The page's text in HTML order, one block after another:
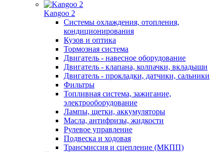
Kangoo 2
Системы охлаждения, отопления,
кондиционирования
Кузов и оптика
Тормозная система
Двигатель - навесное оборудование
Двигатель - клапана, колпачки, вкладыши
Двигатель - прокладки, датчики, сальники
Фильтры
Топливная система, зажигание,
электрооборудование
Лампы, щетки, аккумуляторы
Масла, антифризы, жидкости
Рулевое управление
Подвеска и ходовая
Трансмиссия и сцепление (МКПП)